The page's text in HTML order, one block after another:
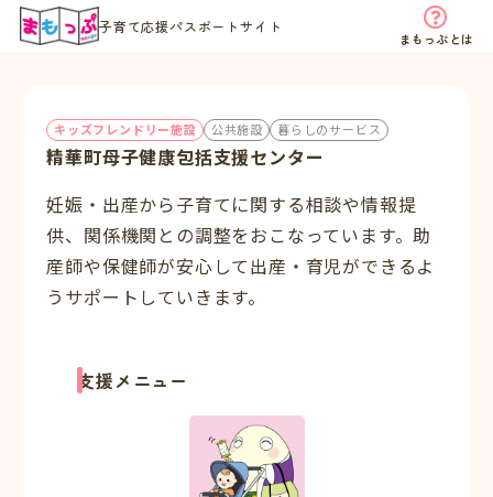
子育て応援パスポートサイト
まもっぷとは
キッズフレンドリー施設 公共施設 暮らしのサービス
精華町母子健康包括支援センター
妊娠・出産から子育てに関する相談や情報提
供、関係機関との調整をおこなっています。助
産師や保健師が安心して出産・育児ができるよ
うサポートしていきます。
支援メニュー